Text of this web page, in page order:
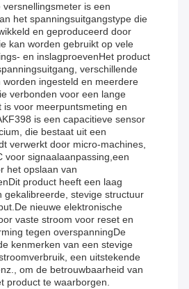
versnellingsmeter is een
het spanningsuitgangstype die
en geproduceerd door
kan worden gebruikt op vele
en inslagproevenHet product
verschillende
ingesteld en meerdere
verbonden voor een lange
is voor meerpuntsmeting en
is een capacitieve sensor
die bestaat uit een
verwerkt door micro-machines,
voor signaalaanpassing,een
het opslaan van
product heeft een laag
gekalibreerde, stevige structuur
nieuwe elektronische
vaste stroom voor reset en
tegen overspanningDe
kenmerken van een stevige
een uitstekende
om de betrouwbaarheid van
product te waarborgen.